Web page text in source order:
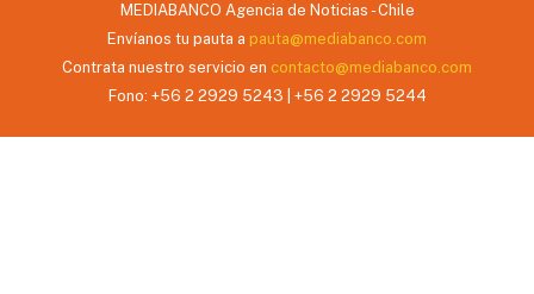
MEDIABANCO Agencia de Noticias - Chile
Envíanos tu pauta a pauta@mediabanco.com
Contrata nuestro servicio en contacto@mediabanco.com
Fono: +56 2 2929 5243 | +56 2 2929 5244